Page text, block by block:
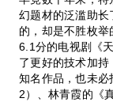
幻题材的泛滥助长
的，却是不胜枚举
6.1分的电视剧《
了更好的技术加
知名作品，也未
2）、林青霞的《